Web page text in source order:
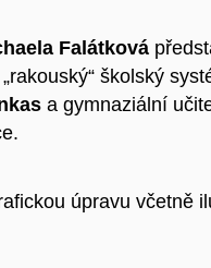
Falátková
školský
a gymnaziální
úpravu včetně